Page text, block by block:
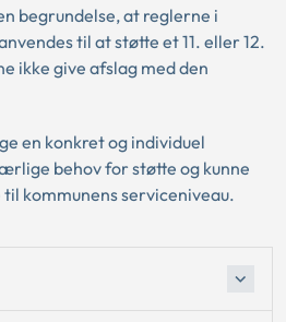
begrundelse, at reglerne i
til at støtte et 11. eller 12.
ikke give afslag med den
en konkret og individuel
behov for støtte og kunne
kommunens serviceniveau.